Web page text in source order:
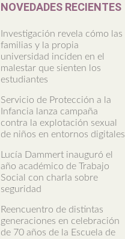
NOVEDADES RECIENTES
Investigación revela cómo las
familias y la propia
universidad inciden en el
malestar que sienten los
estudiantes
Servicio de Protección a la
Infancia lanza campaña
contra la explotación sexual
de niños en entornos digitales
Lucía Dammert inauguró el
año académico de Trabajo
Social con charla sobre
seguridad
Reencuentro de distintas
generaciones en celebración
de 70 años de la Escuela de